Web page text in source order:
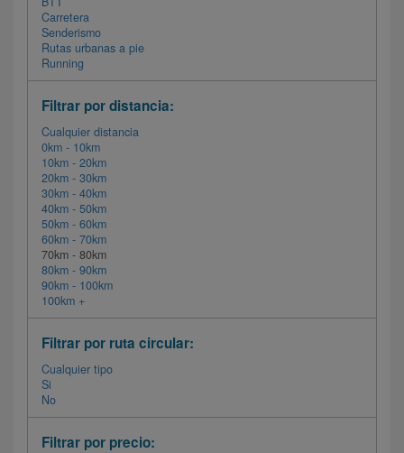
Carretera
Senderismo
Rutas urbanas a pie
Running
Filtrar por distancia:
Cualquier distancia
0km - 10km
10km - 20km
20km - 30km
30km - 40km
40km - 50km
50km - 60km
60km - 70km
70km - 80km
80km - 90km
90km - 100km
100km +
Filtrar por ruta circular:
Cualquier tipo
Si
No
Filtrar por precio: